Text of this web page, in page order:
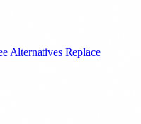
Alternatives Replace